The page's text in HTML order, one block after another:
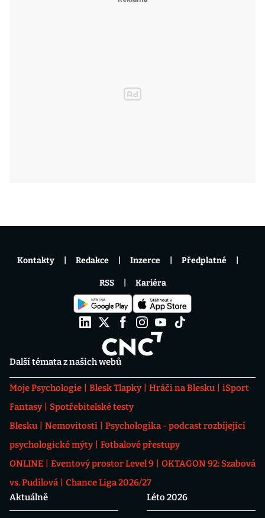
Další témata z našich webů
Moje Psychologie Blesk Tlapky Hráči na Blesku
iSport
Fantasy
Spotřebitelské testy
Blesku
Nemovitosti
Psychologika - podcast rozbíjející
psychologické mýty
Fotbalové přestupy
ONLINE
Eventový prostor Level 9
OKTAGON 92: Szabová
vs. Pudilová
Chance Liga 2026/27
Aktuálně
Léto 2026
Kontakty Redakce Inzerce Předplatné
RSS Kariéra